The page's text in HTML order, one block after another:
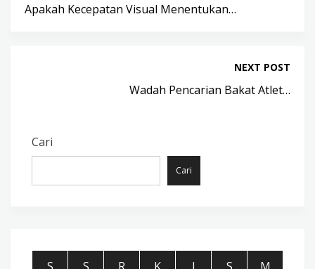
Apakah Kecepatan Visual Menentukan…
NEXT POST
Wadah Pencarian Bakat Atlet…
Cari
Cari